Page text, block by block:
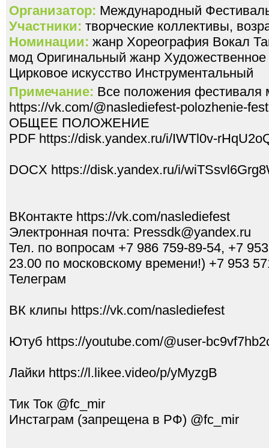
Организатор: Международный
Участники: творческие коллективы,
Номинации: жанр Хореография Вокал
мод Оригинальный жанр
Цирковое искусство Инструментальный
Примечание: Все положения фестиваля
https://vk.com/@naslediefest-polozhenie-
ОБЩЕЕ ПОЛОЖЕНИЕ
PDF https://disk.yandex.ru/i/IWTl0v-
DOCX https://disk.yandex.ru/i/
ВКонтакте https://vk.com/naslediefest
Электронная почта: Pressdk@yandex.ru
Тел. по вопросам +7 986 759-89-54, +7
23.00 по московскому времени!) +7 953
Телеграм
ВК клипы https://vk.com/naslediefest
Ютуб https://youtube.com/@user-
Лайки https://l.likee.video/p/yMyzgB
Тик Ток @fc_mir
Инстаграм (запрещена в РФ) @fc_mir